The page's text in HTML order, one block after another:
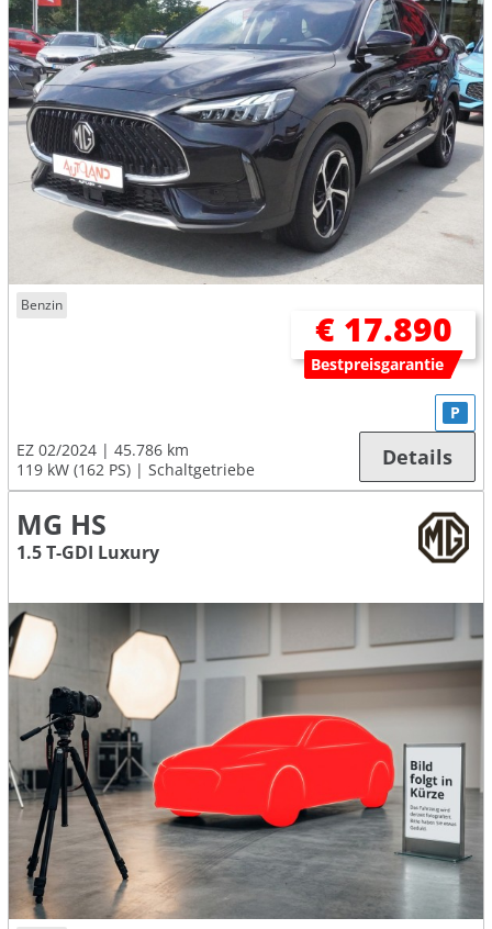
Benzin
€ 17.890
Bestpreisgarantie
EZ 02/2024
45.786 km
119 kW (162 PS)
Schaltgetriebe
P
Details
MG HS
1.5 T-GDI Luxury